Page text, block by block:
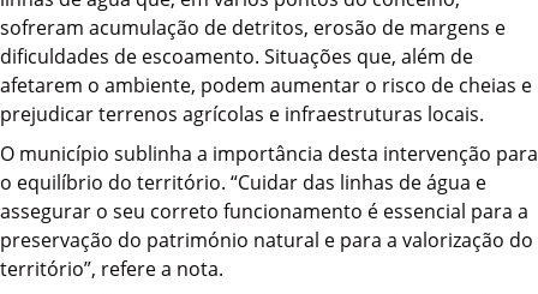
sofreram acumulação de detritos, erosão de margens e
dificuldades de escoamento. Situações que, além de
afetarem o ambiente, podem aumentar o risco de cheias e
prejudicar terrenos agrícolas e infraestruturas locais.
O município sublinha a importância desta intervenção para
o equilíbrio do território. “Cuidar das linhas de água e
assegurar o seu correto funcionamento é essencial para a
preservação do património natural e para a valorização do
território”, refere a nota.